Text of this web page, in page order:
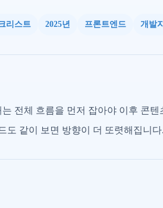
리스트 2025년 프론트엔드 개발
전체 흐름을 먼저 잡아야 이후 콘
도 같이 보면 방향이 더 또렷해집니다.